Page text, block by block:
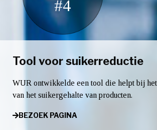
#4
Tool voor suikerreductie
WUR ontwikkelde een tool die helpt bij
van het suikergehalte van producten.
BEZOEK PAGINA